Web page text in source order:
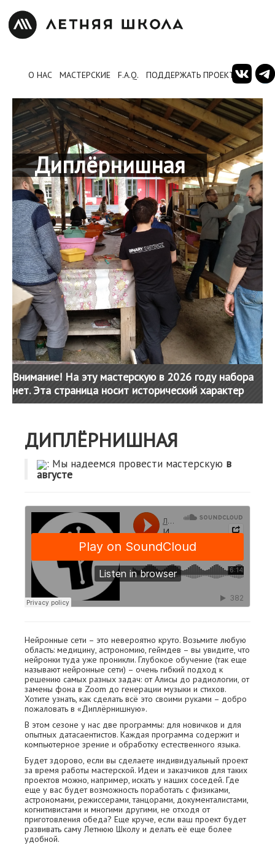
О НАС МАСТЕРСКИЕ F.A.Q. ПОДДЕРЖАТЬ ПРОЕКТ
Диплёрнишная
Внимание! На эту мастерскую в 2026 году набора
нет. Эта страница носит исторический характер
ДИПЛЁРНИШНАЯ
: Мы надеемся провести мастерскую в
августе
Нейронные сети – это невероятно круто. Возьмите любую
область: медицину, астрономию, геймдев – вы увидите, что
нейронки туда уже проникли. Глубокое обучение (так еще
называют нейронные сети) – очень гибкий подход к
решению самых разных задач: от Алисы до радиологии, от
замены фона в Zoom до генерации музыки и стихов.
Хотите узнать, как сделать всё это своими руками – добро
пожаловать в «Диплёрнишную».
В этом сезоне у нас две программы: для новичков и для
опытных датасаентистов. Каждая программа содержит и
компьютерное зрение и обработку естественного языка.
Будет здорово, если вы сделаете индивидуальный проект
за время работы мастерской. Идеи и заказчиков для таких
проектов можно, например, искать у наших соседей. Где
еще у вас будет возможность поработать с физиками,
астрономами, режиссерами, танцорами, документалистами,
когнитивистами и многими другими, не отходя от
приготовления обеда? Еще круче, если ваш проект будет
развивать саму Летнюю Школу и делать её еще более
удобной.